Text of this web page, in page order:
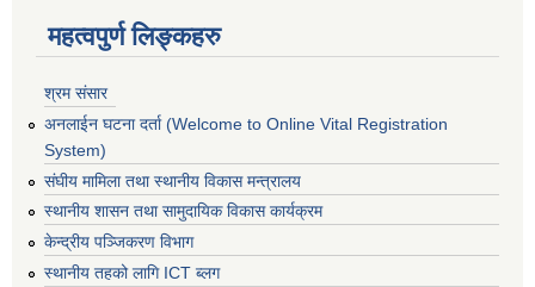
महत्वपुर्ण लिङ्कहरु
श्रम संसार
अनलाईन घटना दर्ता (Welcome to Online Vital Registration
System)
संघीय मामिला तथा स्थानीय विकास मन्त्रालय
स्थानीय शासन तथा सामुदायिक विकास कार्यक्रम
केन्द्रीय पञ्जिकरण विभाग
स्थानीय तहको लागि ICT ब्लग